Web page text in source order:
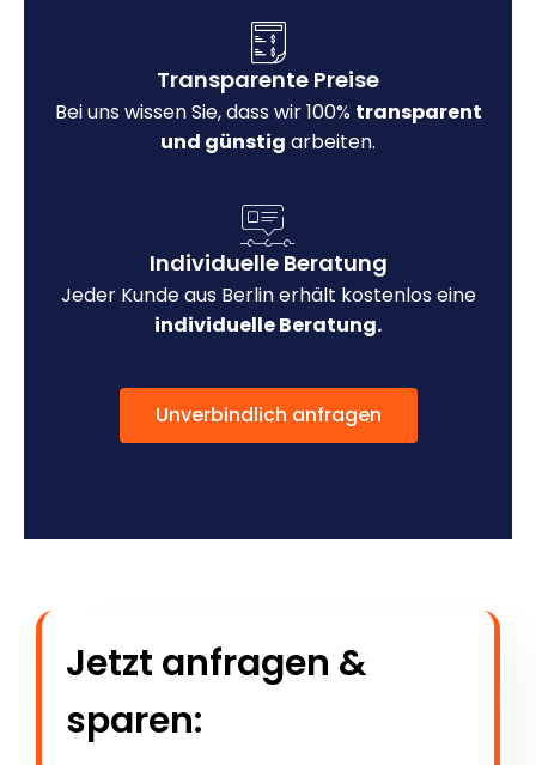
Transparente Preise
Bei uns wissen Sie, dass wir 100% transparent
und günstig arbeiten.
Individuelle Beratung
Jeder Kunde aus Berlin erhält kostenlos eine
individuelle Beratung.
Unverbindlich anfragen
Jetzt anfragen &
sparen: